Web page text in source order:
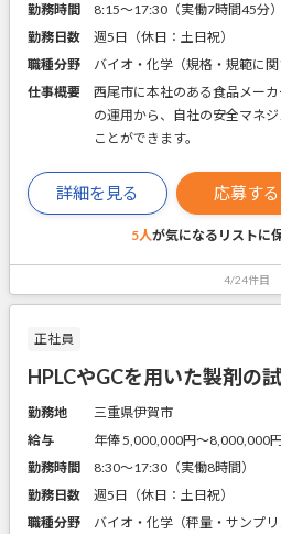
勤務時間
8:15～17:30（実働7時間45分）
勤務日数
週5日（休日：土日祝）
職種分野
バイオ・化学（規格・規範に関
仕事概要
西尾市に本社のある食品メー
の運用から、自社の安全マネ
ことができます。
詳細を見る 応募する
5人が気になるリストに
4/24件目
正社員
HPLCやGCを用いた製剤の
勤務地
三重県伊賀市
給与
年俸 5,000,000円〜8,000,000
勤務時間
8:30～17:30（実働8時間）
勤務日数
週5日（休日：土日祝）
職種分野
バイオ・化学（秤量・サンプ